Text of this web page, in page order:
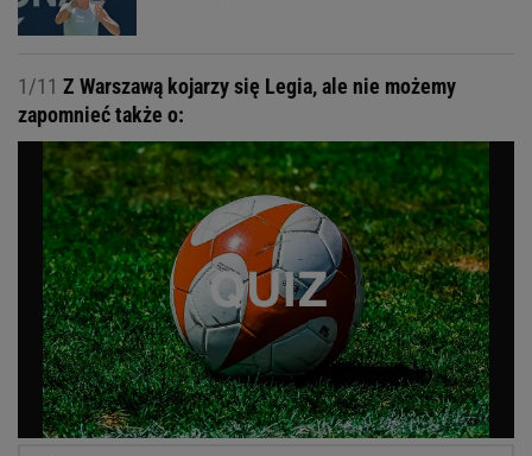
1/11 Z Warszawą kojarzy się Legia, ale nie możemy
zapomnieć także o: